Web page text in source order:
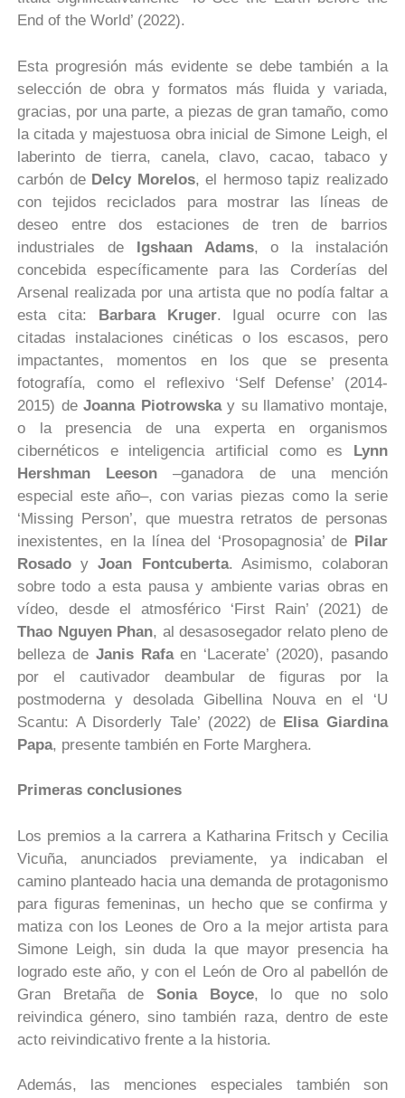
End of the World’ (2022).
Esta progresión más evidente se debe también a la
selección de obra y formatos más fluida y variada,
gracias, por una parte, a piezas de gran tamaño, como
la citada y majestuosa obra inicial de Simone Leigh, el
laberinto de tierra, canela, clavo, cacao, tabaco y
carbón de Delcy Morelos, el hermoso tapiz realizado
con tejidos reciclados para mostrar las líneas de
deseo entre dos estaciones de tren de barrios
industriales de Igshaan Adams, o la instalación
concebida específicamente para las Corderías del
Arsenal realizada por una artista que no podía faltar a
esta cita: Barbara Kruger. Igual ocurre con las
citadas instalaciones cinéticas o los escasos, pero
impactantes, momentos en los que se presenta
fotografía, como el reflexivo ‘Self Defense’ (2014-
2015) deJoanna Piotrowskay su llamativo montaje,
o la presencia de una experta en organismos
cibernéticos e inteligencia artificial como es Lynn
Hershman Leeson–ganadora de una mención
especial este año–, con varias piezas como la serie
‘Missing Person’, que muestra retratos de personas
inexistentes, en la línea del ‘Prosopagnosia’ de Pilar
RosadoyJoan Fontcuberta. Asimismo, colaboran
sobre todo a esta pausa y ambiente varias obras en
vídeo, desde el atmosférico ‘First Rain’ (2021) de
Thao Nguyen Phan, al desasosegador relato pleno de
belleza de Janis Rafaen ‘Lacerate’ (2020), pasando
por el cautivador deambular de figuras por la
postmoderna y desolada Gibellina Nouva en el ‘U
Scantu: A Disorderly Tale’ (2022) de Elisa Giardina
Papa, presente también en Forte Marghera.
Primeras conclusiones
Los premios a la carrera a Katharina Fritsch y Cecilia
Vicuña, anunciados previamente, ya indicaban el
camino planteado hacia una demanda de protagonismo
para figuras femeninas, un hecho que se confirma y
matiza con los Leones de Oro a la mejor artista para
Simone Leigh, sin duda la que mayor presencia ha
logrado este año, y con el León de Oro al pabellón de
Gran Bretaña de Sonia Boyce, lo que no solo
reivindica género, sino también raza, dentro de este
acto reivindicativo frente a la historia.
Además, las menciones especiales también son